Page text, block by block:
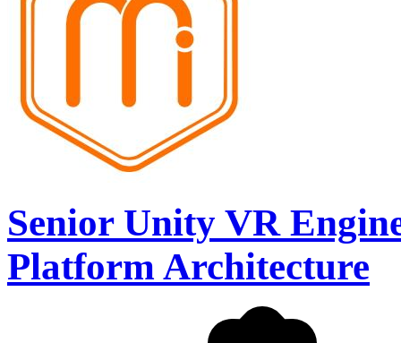
Senior Unity VR
Platform Architecture